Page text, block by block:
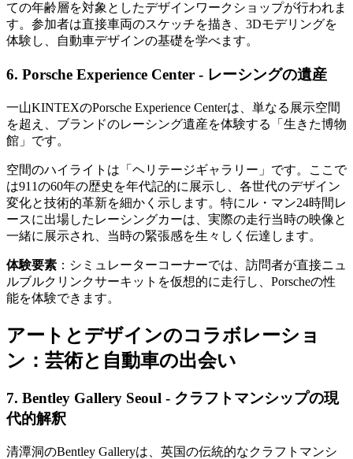
ての年齢層を対象としたデザインワークショップが行われま
す。参加者は直接車両のスケッチを描き、3Dモデリングを
体験し、自動車デザインの基礎を学べます。
6. Porsche Experience Center - レーシングの遺産
一山KINTEXのPorsche Experience Centerは、単なる展示空間
を超え、ブランドのレーシング遺産を体験する「生きた博物
館」です。
空間のハイライトは「ヘリテージギャラリー」です。ここで
は911の60年の歴史を年代記的に展示し、各世代のデザイン
変化と技術的革新を細かく示します。特にル・マン24時間レ
ースに出場したレーシングカーは、実際の走行当時の映像と
一緒に展示され、当時の緊張感を生々しく伝達します。
体験要素 ：シミュレーターコーナーでは、訪問者が直接ニュ
ルブルクリンクサーキットを仮想的に走行し、Porscheの性
能を体験できます。
アートとデザインのコラボレーショ
ン：芸術と自動車の出会い
7. Bentley Gallery Seoul - クラフトマンシップの現
代的解釈
清潭洞のBentley Galleryは、英国の伝統的なクラフトマンシ